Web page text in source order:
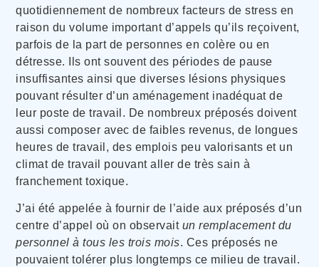
quotidiennement de nombreux facteurs de stress en
raison du volume important d’appels qu’ils reçoivent,
parfois de la part de personnes en colère ou en
détresse. Ils ont souvent des périodes de pause
insuffisantes ainsi que diverses lésions physiques
pouvant résulter d’un aménagement inadéquat de
leur poste de travail. De nombreux préposés doivent
aussi composer avec de faibles revenus, de longues
heures de travail, des emplois peu valorisants et un
climat de travail pouvant aller de très sain à
franchement toxique.
J’ai été appelée à fournir de l’aide aux préposés d’un
centre d’appel où on observait un remplacement du
personnel à tous les trois mois. Ces préposés ne
pouvaient tolérer plus longtemps ce milieu de travail.